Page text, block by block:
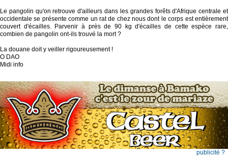
Le pangolin qu'on retrouve d'ailleurs dans les grandes forêts d'Afrique centrale et
occidentale se présente comme un rat de chez nous dont le corps est entièrement
couvert d'écailles. Parvenir à près de 90 kg d'écailles de cette espèce rare,
combien de pangolin ont-ils trouvé la mort ?
La douane doit y veiller rigoureusement !
O DAO
Midi info
publicité ?